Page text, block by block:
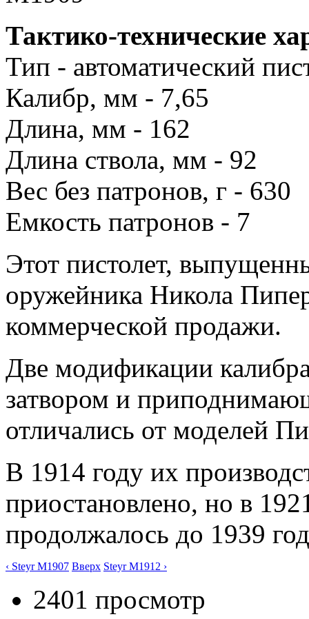
Тактико-технические
Тип - автоматический
Калибр, мм - 7,65
Длина, мм - 162
Длина ствола, мм - 92
Вес без патронов, г - 630
Емкость патронов - 7
Этот пистолет,
оружейника Никола
коммерческой продажи.
Две модификации
затвором и
отличались от моделей
В 1914 году их
приостановлено, но в
продолжалось до 1939
‹ Steyr M1907 Вверх Steyr M1912 ›
2401 просмотр